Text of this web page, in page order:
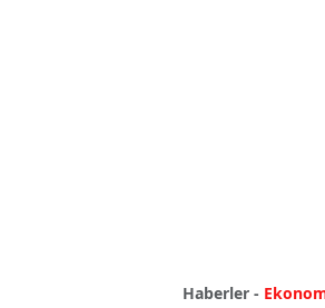
Haberler -